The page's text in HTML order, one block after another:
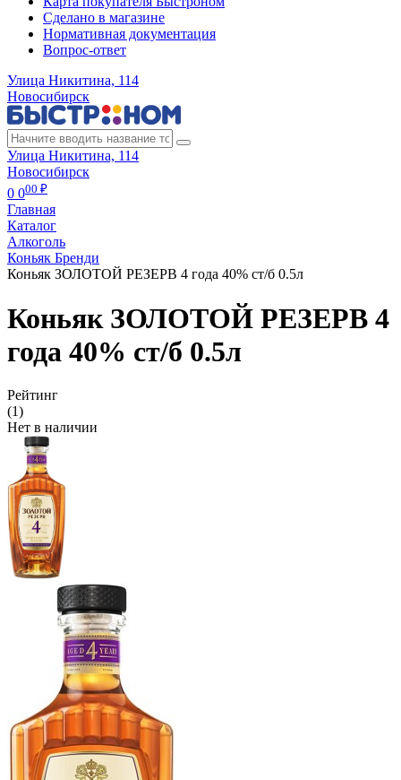
Сделано в магазине
Нормативная документация
Вопрос-ответ
Улица Никитина, 114
Новосибирск
Улица Никитина, 114
Новосибирск
0 000 ₽
Главная
Каталог
Алкоголь
Коньяк Бренди
Коньяк ЗОЛОТОЙ РЕЗЕРВ 4 года 40% ст/б 0.5л
Коньяк ЗОЛОТОЙ РЕЗЕРВ 4
года 40% ст/б 0.5л
Рейтинг
(1)
Нет в наличии